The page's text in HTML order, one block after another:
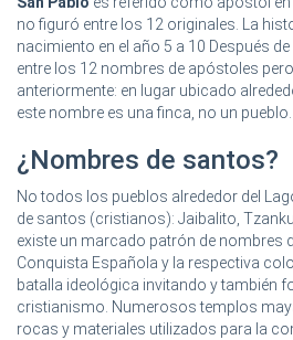
no figuró entre los 12 originales. La
nacimiento en el año 5 a 10 Después de
entre los 12 nombres de apóstoles
anteriormente: en lugar ubicado
este nombre es una finca, no un pueblo.
¿Nombres de santos?
No todos los pueblos alrededor del
de santos (cristianos): Jaibalito,
existe un marcado patrón de nombres
Conquista Española y la respectiva
batalla ideológica invitando y también
cristianismo. Numerosos templos
rocas y materiales utilizados para la